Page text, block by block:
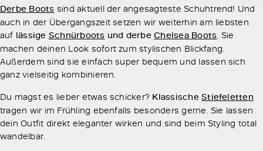
Derbe Boots sind aktuell der angesagteste Schuhtrend! Und
auch in der Übergangszeit setzen wir weiterhin am liebsten
auf lässige Schnürboots und derbeChelsea Boots . Sie
machen deinen Look sofort zum stylischen Blickfang.
Außerdem sind sie einfach super bequem und lassen sich
ganz vielseitig kombinieren.
Du magst es lieber etwas schicker? KlassischeStiefeletten
tragen wir im Frühling ebenfalls besonders gerne. Sie lassen
dein Outfit direkt eleganter wirken und sind beim Styling total
wandelbar.